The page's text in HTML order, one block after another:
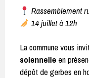
Rassemblement
14 juillet à 12h
La commune vous
solennelle en
dépôt de gerbes en